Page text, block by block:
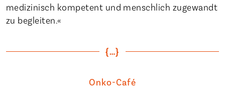
medizinisch kompetent und menschlich zugewandt
zu begleiten.«
{…}
Onko-Café